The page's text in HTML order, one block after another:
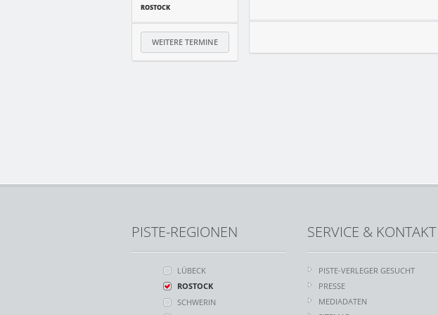
ROSTOCK
WEITERE TERMINE
PISTE-REGIONEN
LÜBECK
ROSTOCK
SCHWERIN
SERVICE & KONTAKT
PISTE-VERLEGER GESUCHT
PRESSE
MEDIADATEN